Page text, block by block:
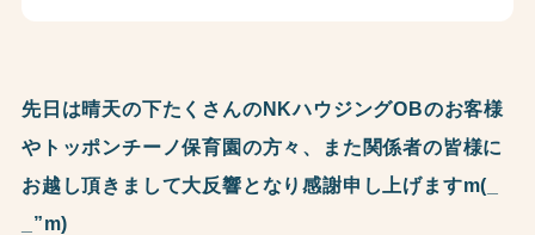
先日は晴天の下たくさんのNKハウジングOBのお客様
やトッポンチーノ保育園の方々、また関係者の皆様に
お越し頂きまして大反響となり感謝申し上げますm(_
_”m)